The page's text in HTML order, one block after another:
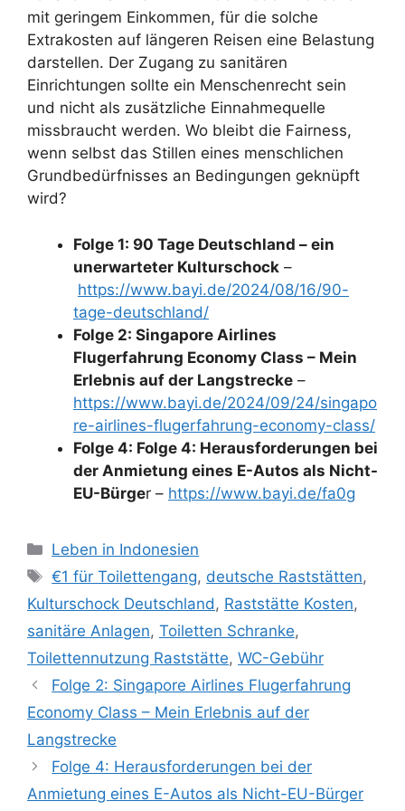
mit geringem Einkommen, für die solche
Extrakosten auf längeren Reisen eine Belastung
darstellen. Der Zugang zu sanitären
Einrichtungen sollte ein Menschenrecht sein
und nicht als zusätzliche Einnahmequelle
missbraucht werden. Wo bleibt die Fairness,
wenn selbst das Stillen eines menschlichen
Grundbedürfnisses an Bedingungen geknüpft
wird?
Folge 1: 90 Tage Deutschland – ein
unerwarteter Kulturschock –
https://www.bayi.de/2024/08/16/90-
tage-deutschland/
Folge 2: Singapore Airlines
Flugerfahrung Economy Class – Mein
Erlebnis auf der Langstrecke –
https://www.bayi.de/2024/09/24/singapo
re-airlines-flugerfahrung-economy-class/
Folge 4: Folge 4: Herausforderungen bei
der Anmietung eines E-Autos als Nicht-
EU-Bürger – https://www.bayi.de/fa0g
K
a
e
g
o
r
n
Leben in Indonesien
S
c
l
a
g
w
r
t
e
€1 für Toilettengang, deutsche Raststätten,
Kulturschock Deutschland , Raststätte Kosten,
sanitäre Anlagen, Toiletten Schranke,
Toilettennutzung Raststätte, WC-Gebühr
Folge 2: Singapore Airlines Flugerfahrung
Economy Class – Mein Erlebnis auf der
Langstrecke
Folge 4: Herausforderungen bei der
Anmietung eines E-Autos als Nicht-EU-Bürger